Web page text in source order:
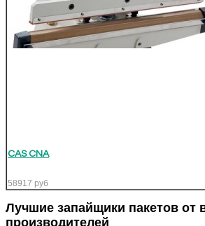
CAS CNA
58917 руб
Лучшие запайщики пакетов от
производителей